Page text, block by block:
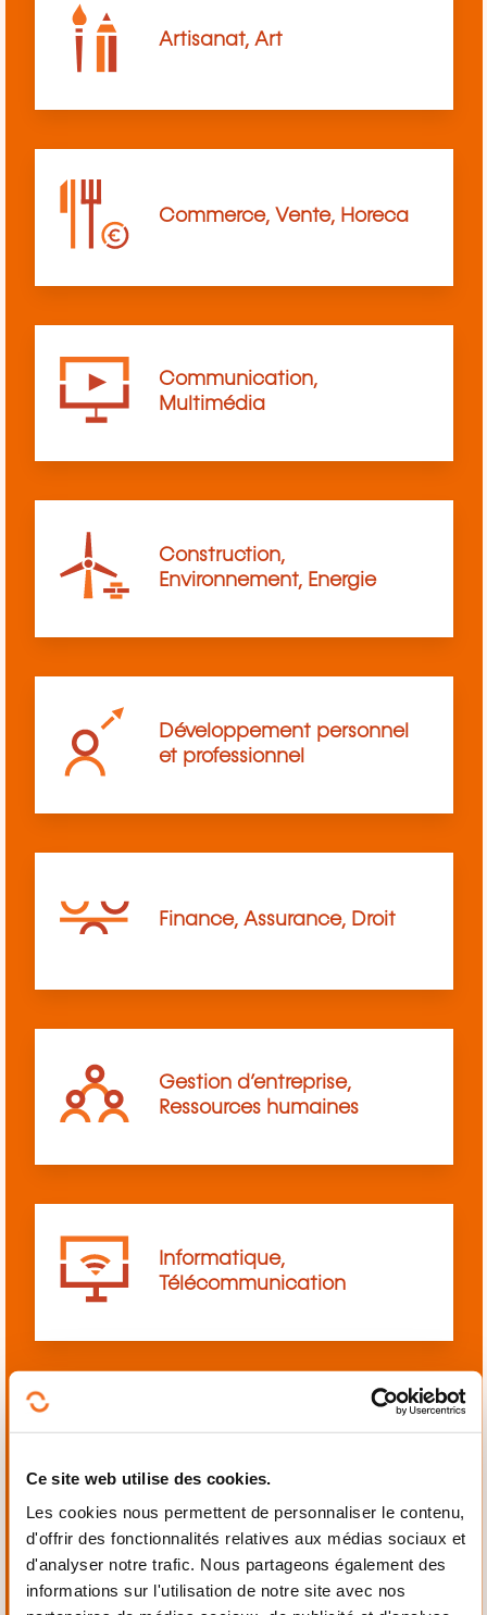
Ce site web utilise des cookies.
Les cookies nous permettent de personnaliser le contenu,
d'offrir des fonctionnalités relatives aux médias sociaux et
d'analyser notre trafic. Nous partageons également des
informations sur l'utilisation de notre site avec nos
Artisanat, Art
Commerce, Vente, Horeca
Communication,
Multimédia
Construction,
Environnement, Energie
Développement personnel
et professionnel
Finance, Assurance, Droit
Gestion d’entreprise,
Ressources humaines
Informatique,
Télécommunication
Mécanique,